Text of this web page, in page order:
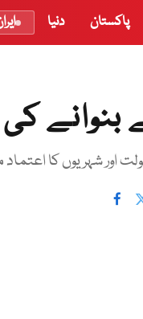
پاکستان دنیا
بنوانے
شہریوں کا اعتماد